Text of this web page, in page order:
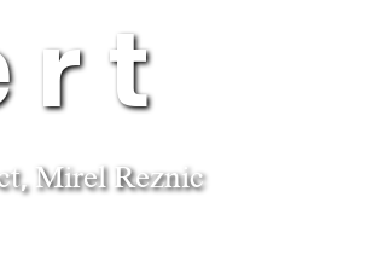
Mirel Reznic